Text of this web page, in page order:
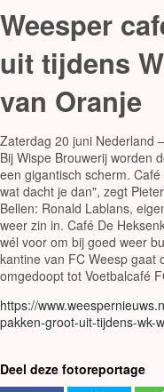
Weesper
uit tijdens
van Oranje
Zaterdag 20 juni Nederland
Bij Wispe Brouwerij worden
een gigantisch scherm.
wat dacht je dan", zegt
Bellen: Ronald Lablans,
weer zin in. Café De
wél voor om bij goed weer
kantine van FC Weesp gaat
omgedoopt tot Voetbalcafé
https://
pakken-groot-uit-tijdens-wk-
Deel deze fotoreportage